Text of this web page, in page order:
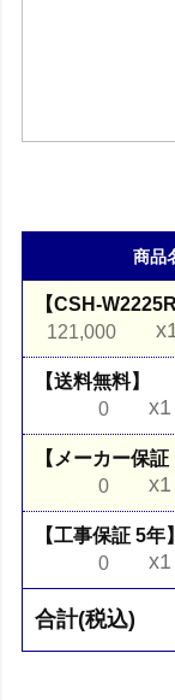
商品
【CSH-
121,000
【送料無料】
0
x1
【メーカー保証
0
x1
【工事保証 5年】
0
x1
合計(税込)